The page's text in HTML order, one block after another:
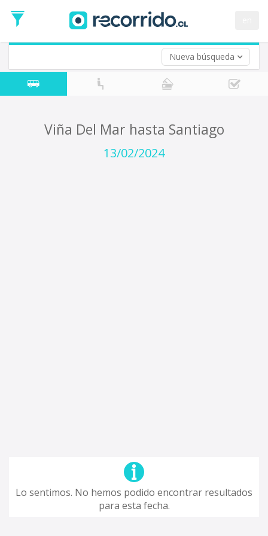
Nueva búsqueda
de
Ida
Vuelta (opcional)
Fecha
de
Viña Del Mar hasta Santiago
13/02/2024
Lo sentimos. No hemos podido encontrar resultados
para esta fecha.